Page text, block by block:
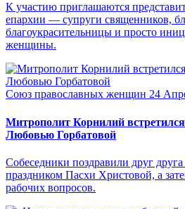
К участию приглашаются
епархии — супруги священников,
благоукрасительницы и просто
женщины.
Союз православных женщин 24
Митрополит Корнилий
Любовью Горбатовой
Собеседники поздравили друг
праздником Пасхи Христовой, а
рабочих вопросов.